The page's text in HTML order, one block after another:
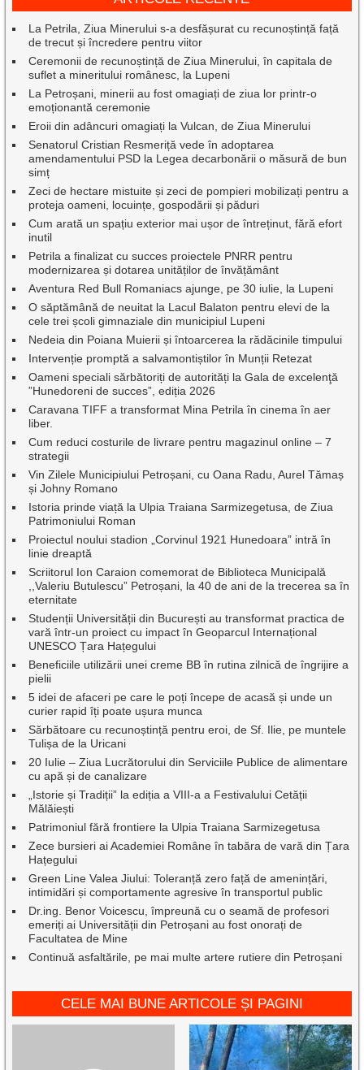
La Petrila, Ziua Minerului s-a desfășurat cu recunoștință față
de trecut și încredere pentru viitor
Ceremonii de recunoștință de Ziua Minerului, în capitala de
suflet a mineritului românesc, la Lupeni
La Petroșani, minerii au fost omagiați de ziua lor printr-o
emoționantă ceremonie
Eroii din adâncuri omagiați la Vulcan, de Ziua Minerului
Senatorul Cristian Resmeriță vede în adoptarea
amendamentului PSD la Legea decarbonării o măsură de bun
simț
Zeci de hectare mistuite și zeci de pompieri mobilizați pentru a
proteja oameni, locuințe, gospodării și păduri
Cum arată un spațiu exterior mai ușor de întreținut, fără efort
inutil
Petrila a finalizat cu succes proiectele PNRR pentru
modernizarea și dotarea unităților de învățământ
Aventura Red Bull Romaniacs ajunge, pe 30 iulie, la Lupeni
O săptămână de neuitat la Lacul Balaton pentru elevi de la
cele trei școli gimnaziale din municipiul Lupeni
Nedeia din Poiana Muierii și întoarcerea la rădăcinile timpului
Intervenție promptă a salvamontiștilor în Munții Retezat
Oameni speciali sărbătoriți de autorități la Gala de excelenţă
”Hunedoreni de succes”, ediția 2026
Caravana TIFF a transformat Mina Petrila în cinema în aer
liber.
Cum reduci costurile de livrare pentru magazinul online – 7
strategii
Vin Zilele Municipiului Petroșani, cu Oana Radu, Aurel Tămaș
și Johny Romano
Istoria prinde viață la Ulpia Traiana Sarmizegetusa, de Ziua
Patrimoniului Roman
Proiectul noului stadion „Corvinul 1921 Hunedoara” intră în
linie dreaptă
Scriitorul Ion Caraion comemorat de Biblioteca Municipală
,,Valeriu Butulescu” Petroșani, la 40 de ani de la trecerea sa în
eternitate
Studenții Universității din București au transformat practica de
vară într-un proiect cu impact în Geoparcul Internațional
UNESCO Țara Hațegului
Beneficiile utilizării unei creme BB în rutina zilnică de îngrijire a
pielii
5 idei de afaceri pe care le poți începe de acasă și unde un
curier rapid îți poate ușura munca
Sărbătoare cu recunoștință pentru eroi, de Sf. Ilie, pe muntele
Tulișa de la Uricani
20 Iulie – Ziua Lucrătorului din Serviciile Publice de alimentare
cu apă și de canalizare
„Istorie și Tradiții” la ediția a VIII-a a Festivalului Cetății
Mălăiești
Patrimoniul fără frontiere la Ulpia Traiana Sarmizegetusa
Zece bursieri ai Academiei Române în tabăra de vară din Țara
Hațegului
Green Line Valea Jiului: Toleranță zero față de amenințări,
intimidări și comportamente agresive în transportul public
Dr.ing. Benor Voicescu, împreună cu o seamă de profesori
emeriți ai Universității din Petroșani au fost onorați de
Facultatea de Mine
Continuă asfaltările, pe mai multe artere rutiere din Petroșani
CELE MAI BUNE ARTICOLE ȘI PAGINI